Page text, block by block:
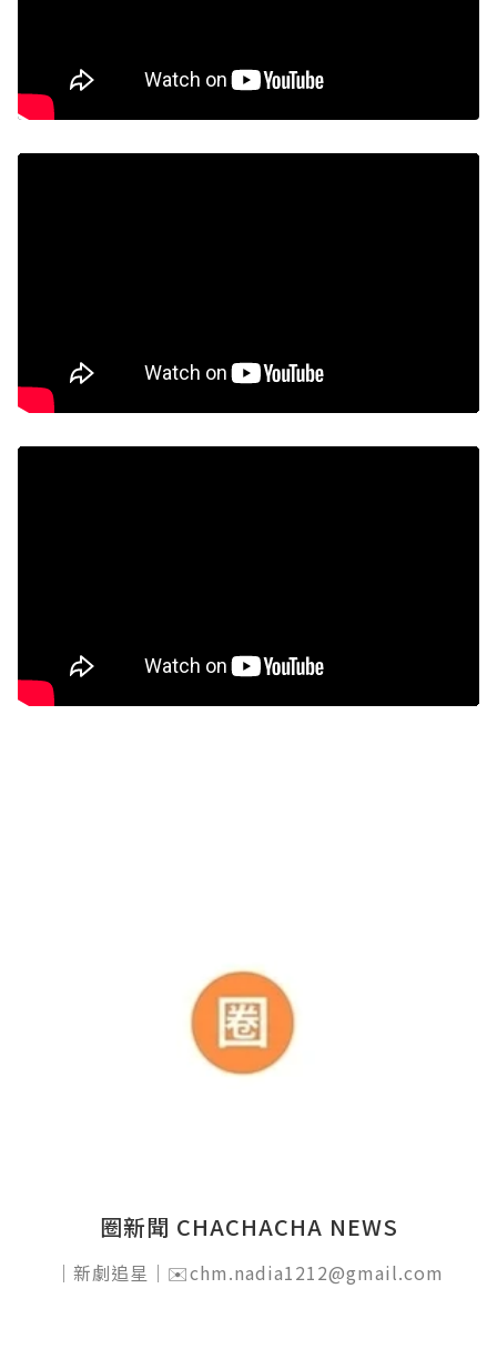
圈新聞 CHACHACHA NEWS
｜新劇追星｜✉️chm.nadia1212@gmail.com